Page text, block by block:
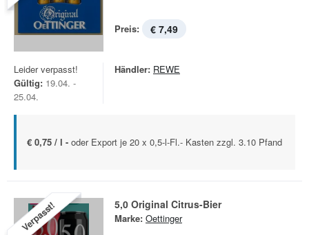
Preis: € 7,49
Leider verpasst!
Gültig: 19.04. -
25.04.
Händler: REWE
€ 0,75 / l - oder Export je 20 x 0,5-l-Fl.- Kasten zzgl. 3.10 Pfand
Verpasst! 5,0 Original Citrus-Bier
Marke: Oettinger